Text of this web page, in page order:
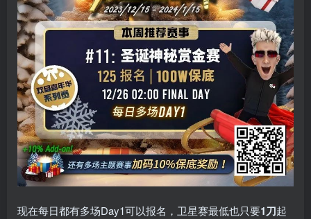
现在每日都有多场Day1可以报名，卫星赛最低也只要1刀起